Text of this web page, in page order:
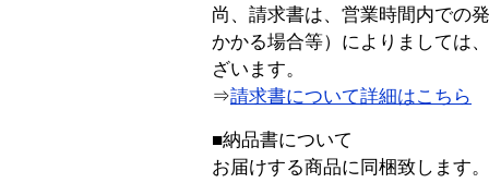
尚、請求書は、営業時間内での
かかる場合等）によりましては
ざいます。
⇒請求書について詳細はこちら
■納品書について
お届けする商品に同梱致します。